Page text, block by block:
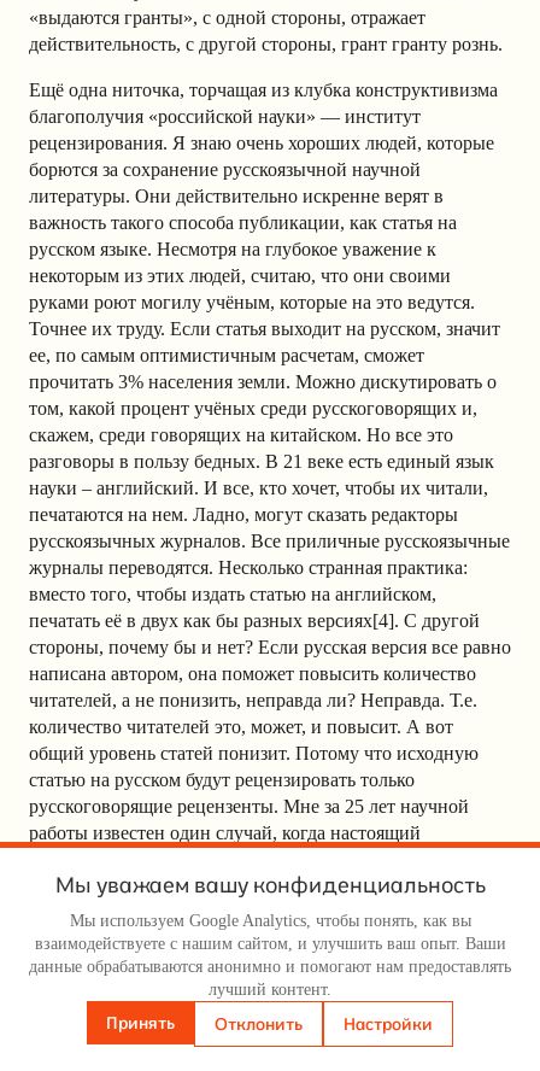
«выдаются гранты», с одной стороны, отражает
действительность, с другой стороны, грант гранту рознь.
Ещё одна ниточка, торчащая из клубка конструктивизма
благополучия «российской науки» — институт
рецензирования. Я знаю очень хороших людей, которые
борются за сохранение русскоязычной научной
литературы. Они действительно искренне верят в
важность такого способа публикации, как статья на
русском языке. Несмотря на глубокое уважение к
некоторым из этих людей, считаю, что они своими
руками роют могилу учёным, которые на это ведутся.
Точнее их труду. Если статья выходит на русском, значит
ее, по самым оптимистичным расчетам, сможет
прочитать 3% населения земли. Можно дискутировать о
том, какой процент учёных среди русскоговорящих и,
скажем, среди говорящих на китайском. Но все это
разговоры в пользу бедных. В 21 веке есть единый язык
науки – английский. И все, кто хочет, чтобы их читали,
печатаются на нем. Ладно, могут сказать редакторы
русскоязычных журналов. Все приличные русскоязычные
журналы переводятся. Несколько странная практика:
вместо того, чтобы издать статью на английском,
печатать её в двух как бы разных версиях[4]. С другой
стороны, почему бы и нет? Если русская версия все равно
написана автором, она поможет повысить количество
читателей, а не понизить, неправда ли? Неправда. Т.е.
количество читателей это, может, и повысит. А вот
общий уровень статей понизит. Потому что исходную
статью на русском будут рецензировать только
русскоговорящие рецензенты. Мне за 25 лет научной
работы известен один случай, когда настоящий
Но это был совершенно выдающийся полиглот и случай
абсолютно беспрецедентный. Не многие задумываются
над тем, что русскоговорящие рецензенты — это
настоящая катастрофа. Но ведь вместе с 97% читателей
отваливаются и 97% рецензентов. Это означает, что для
большинства статей найти адекватных рецензентов
попросту невозможно. В итоге статьи вручаются на
Мы уважаем вашу конфиденциальность
Мы используем Google Analytics, чтобы понять, как вы
взаимодействуете с нашим сайтом, и улучшить ваш опыт. Ваши
данные обрабатываются анонимно и помогают нам предоставлять
лучший контент.
Принять Отклонить Настройки